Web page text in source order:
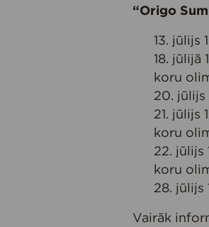
“Origo
13. jūlijs
18. jūlijā
koru
20. jūlijs
21. jūlijs
koru
22. jūlijs
koru
28. jūlijs
Vairāk